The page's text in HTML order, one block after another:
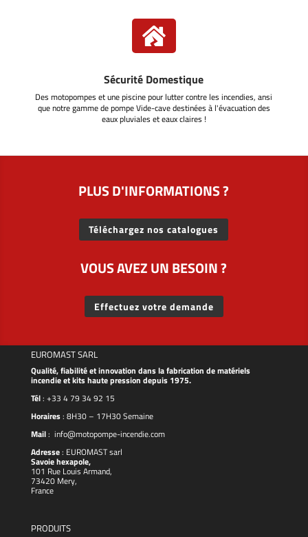

Sécurité Domestique
Des motopompes et une piscine pour lutter contre les incendies, ansi
que notre gamme de pompe Vide-cave destinées à l'évacuation des
eaux pluviales et eaux claires !
PLUS D'INFORMATIONS ?
Téléchargez nos catalogues
VOUS AVEZ UN BESOIN ?
Effectuez votre demande
EUROMAST SARL
Qualité, fiabilité et innovation dans la fabrication de matériels
incendie et kits haute pression depuis 1975.
Tél: +33 4 79 34 92 15
Horaires: 8H30 – 17H30 Semaine
Mail: info@motopompe-incendie.com
Adresse: EUROMASTsarl
Savoie hexapole,
101 Rue Louis Armand,
73420 Mery,
France
PRODUITS